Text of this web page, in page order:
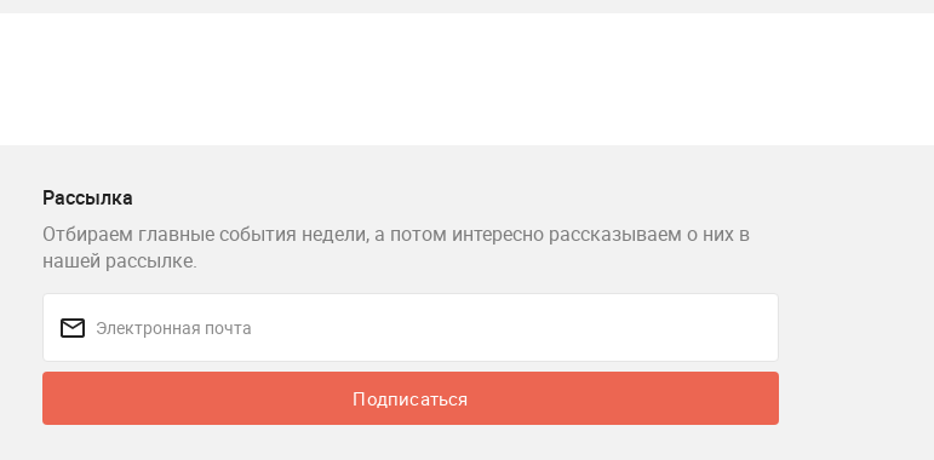
Рассылка
Отбираем главные события недели, а потом интересно рассказываем о них в
нашей рассылке.
Подписаться